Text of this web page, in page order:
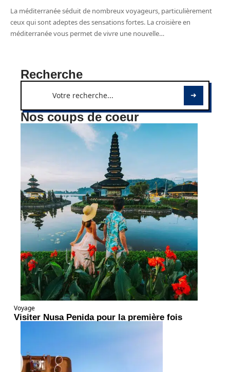
La méditerranée séduit de nombreux voyageurs, particulièrement
ceux qui sont adeptes des sensations fortes. La croisière en
méditerranée vous permet de vivre une nouvelle…
Recherche
Nos coups de coeur
Voyage
Visiter Nusa Penida pour la première fois